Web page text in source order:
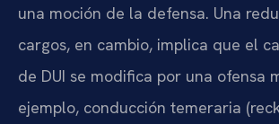
una moción de la defensa. Una
cargos, en cambio, implica que el
de DUI se modifica por una
ejemplo, conducción temeraria